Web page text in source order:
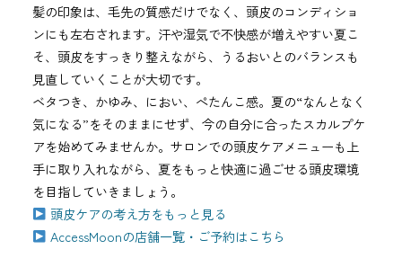
髪の印象は、毛先の質感だけでなく、頭皮のコンディショ
ンにも左右されます。汗や湿気で不快感が増えやすい夏こ
そ、頭皮をすっきり整えながら、うるおいとのバランスも
見直していくことが大切です。
ベタつき、かゆみ、におい、ぺたんこ感。夏の“なんとなく
気になる”をそのままにせず、今の自分に合ったスカルプケ
アを始めてみませんか。サロンでの頭皮ケアメニューも上
手に取り入れながら、夏をもっと快適に過ごせる頭皮環境
を目指していきましょう。
頭皮ケアの考え方をもっと見る
AccessMoonの店舗一覧・ご予約はこちら